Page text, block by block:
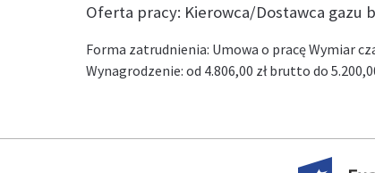
Oferta pracy: Kierowca/Dostawca gazu
Forma zatrudnienia: Umowa o pracę Wymiar
Wynagrodzenie: od 4.806,00 zł brutto do